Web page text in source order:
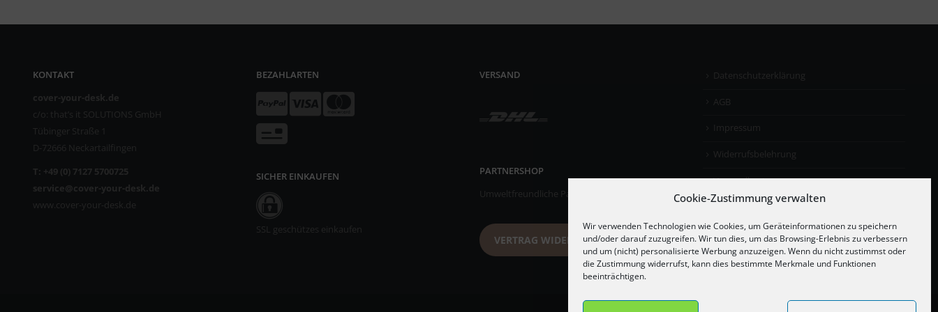
Cookie-Zustimmung verwalten
Wir verwenden Technologien wie Cookies, um Geräteinformationen zu speichern
und/oder darauf zuzugreifen. Wir tun dies, um das Browsing-Erlebnis zu verbessern
und um (nicht) personalisierte Werbung anzuzeigen. Wenn du nicht zustimmst oder
die Zustimmung widerrufst, kann dies bestimmte Merkmale und Funktionen
beeinträchtigen.
KONTAKT
cover-your-desk.de
c/o: that’s it SOLUTIONS GmbH
Tübinger Straße 1
D-72666 Neckartailfingen
T: +49 (0) 7127 5700725
service@cover-your-desk.de
www.cover-your-desk.de
BEZAHLARTEN
SICHER EINKAUFEN
SSL geschützes einkaufen
VERSAND
PARTNERSHOP
Umweltfreundliche Papiertischsets
VERTRAG WIDERRUFEN
Datenschutzerklärung
AGB
Impressum
Widerrufsbelehrung
Versandkosten